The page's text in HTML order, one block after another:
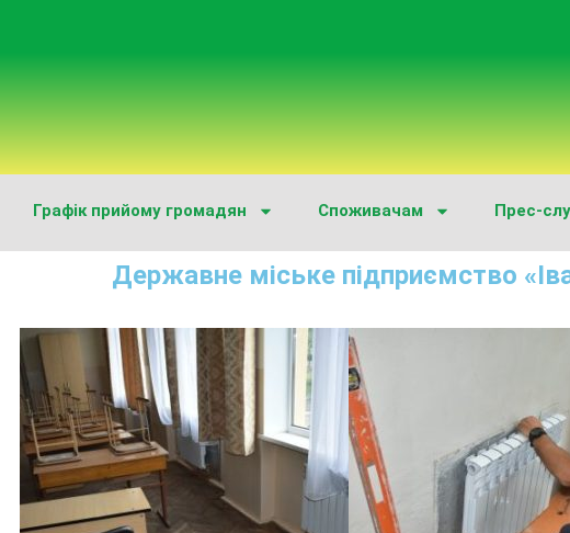
Графік прийому громадян Споживачам Прес-
Державне міське підприємство